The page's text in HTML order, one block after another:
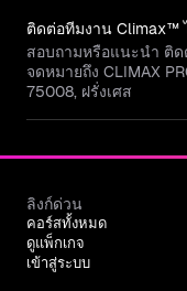
ติดต่อทีมงาน Climax™
สอบถามหรือแนะนำ ติด
จดหมายถึง CLIMAX
75008, ฝรั่งเศส
ลิงก์ด่วน
คอร์สทั้งหมด
ดูแพ็กเกจ
เข้าสู่ระบบ